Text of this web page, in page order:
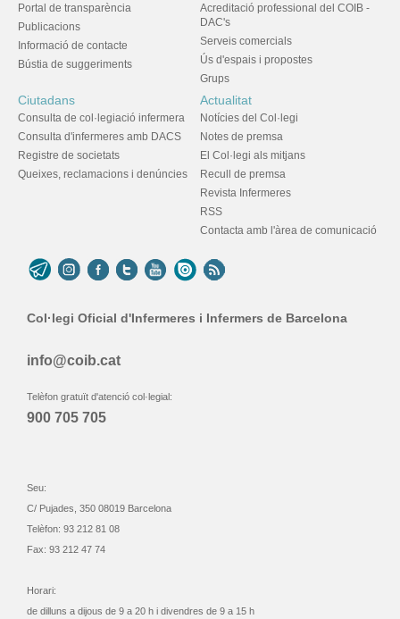
Portal de transparència
Publicacions
Informació de contacte
Bústia de suggeriments
Acreditació professional del COIB -
DAC's
Serveis comercials
Ús d'espais i propostes
Grups
Ciutadans
Consulta de col·legiació infermera
Consulta d'infermeres amb DACS
Registre de societats
Queixes, reclamacions i denúncies
Actualitat
Notícies del Col·legi
Notes de premsa
El Col·legi als mitjans
Recull de premsa
Revista Infermeres
RSS
Contacta amb l'àrea de comunicació
Col·legi Oficial d'Infermeres i Infermers de Barcelona
info@coib.cat
Telèfon gratuït d'atenció col·legial:
900 705 705
Seu:
C/ Pujades, 350 08019 Barcelona
Telèfon: 93 212 81 08
Fax: 93 212 47 74
Horari:
de dilluns a dijous de 9 a 20 h i divendres de 9 a 15 h